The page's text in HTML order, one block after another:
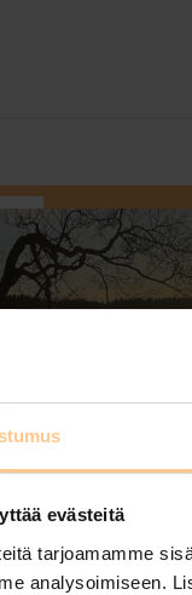
evästeitä
tarjoamamme
analysoimiseen.